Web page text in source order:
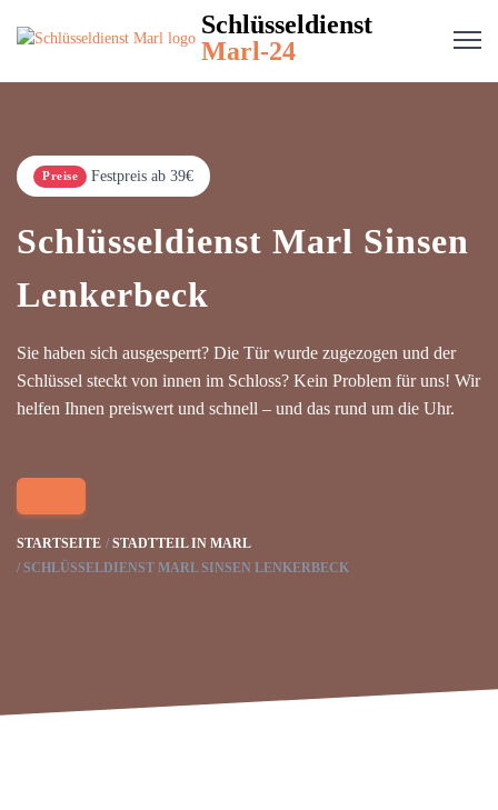
Schlüsseldienst
Marl-24
Preise Festpreis ab 39€
Schlüsseldienst Marl Sinsen
Lenkerbeck
Sie haben sich ausgesperrt? Die Tür wurde zugezogen und der
Schlüssel steckt von innen im Schloss? Kein Problem für uns! Wir
helfen Ihnen preiswert und schnell – und das rund um die Uhr.
STARTSEITE
STADTTEIL IN MARL
SCHLÜSSELDIENST MARL SINSEN LENKERBECK